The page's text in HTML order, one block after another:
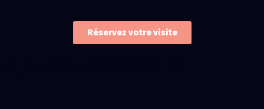
Réservez votre visite